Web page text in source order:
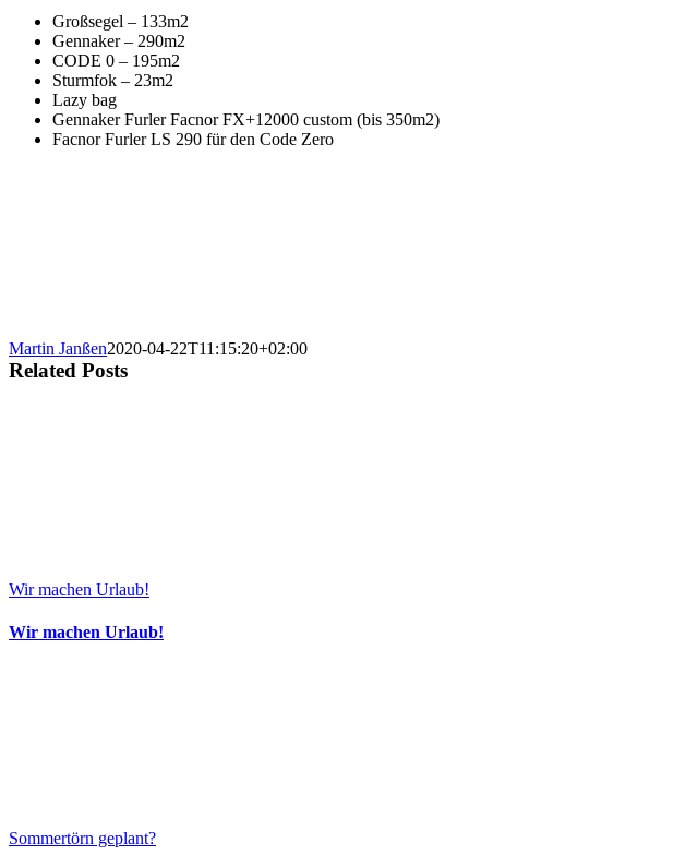
Großsegel – 133m2
Gennaker – 290m2
CODE 0 – 195m2
Sturmfok – 23m2
Lazy bag
Gennaker Furler Facnor FX+12000 custom (bis 350m2)
Facnor Furler LS 290 für den Code Zero
Martin Janßen2020-04-22T11:15:20+02:00
Related Posts
Wir machen Urlaub!
Wir machen Urlaub!
Sommertörn geplant?